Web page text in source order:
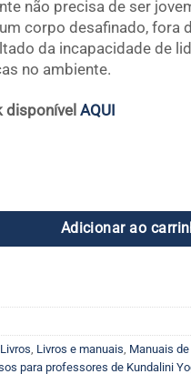
não precisa de ser
corpo desafinado, fora
da incapacidade de
no ambiente.
disponível AQUI
a Juventude e a Alegria
Adicionar ao
Livros Livros e manuais Manuais
para professores de Kundalini